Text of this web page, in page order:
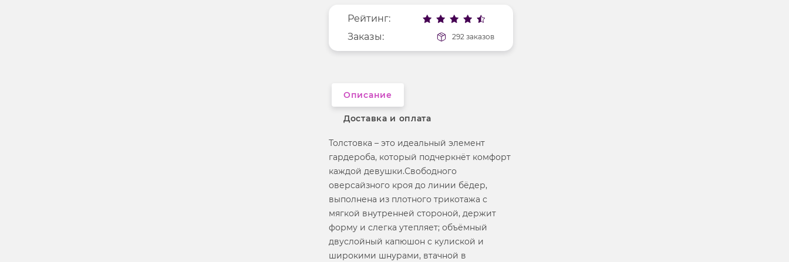
Фактура материала
Длина рукава длинные
Рейтинг:
Заказы:
292 заказов
Описание
Доставка и оплата
Толстовка – это идеальный элемент
гардероба, который подчеркнёт комфорт
каждой девушки.Свободного
оверсайзного кроя до линии бёдер,
выполнена из плотного трикотажа с
мягкой внутренней стороной, держит
форму и слегка утепляет; объёмный
двуслойный капюшон с кулиской и
широкими шнурами, втачной в